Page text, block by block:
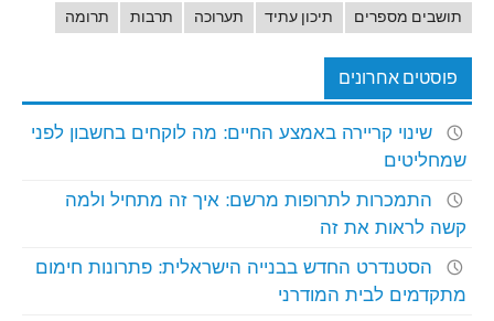
תושבים מספרים
תיכון עתיד תערוכה תרבות תרומה
פוסטים אחרונים
שינוי קריירה באמצע החיים: מה לוקחים בחשבון לפני
שמחליטים
התמכרות לתרופות מרשם: איך זה מתחיל ולמה
קשה לראות את זה
הסטנדרט החדש בבנייה הישראלית: פתרונות חימום
מתקדמים לבית המודרני